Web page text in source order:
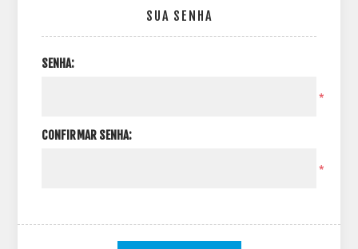
SUA SENHA
SENHA:
*
CONFIRMAR SENHA:
*